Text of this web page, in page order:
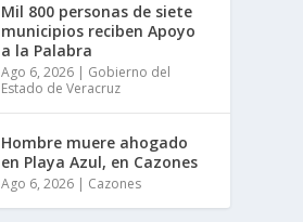
Mil 800 personas de siete
municipios reciben Apoyo
a la Palabra
Ago 6, 2026
Gobierno del
Estado de Veracruz
Hombre muere ahogado
en Playa Azul, en Cazones
Ago 6, 2026 Cazones